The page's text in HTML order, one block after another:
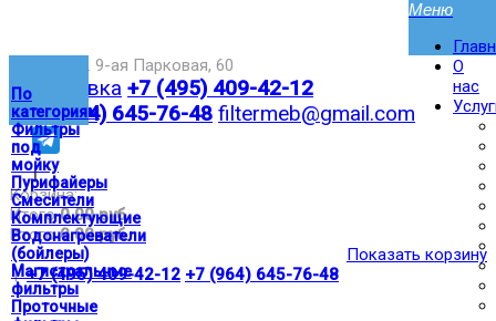
По
категориям
Фильтры
под
мойку
Пурифайеры
Смесители
Комплектующие
Водонагреватели
(бойлеры)
Магистральные
фильтры
Проточные
Москва,ул. 9-ая Парковая, 60
Доставка +7 (495) 409-42-12
+7 (964) 645-76-48 filtermeb@gmail.com
|
Корзина:
Итого0.00 руб
Итого0.00 руб
Показать корзину
| +7 (495) 409-42-12 +7 (964) 645-76-48
О
нас